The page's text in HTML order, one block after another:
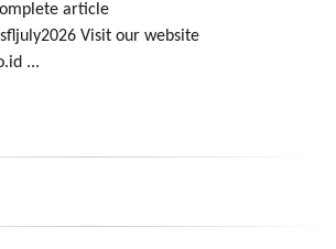
article
Visit our website
...